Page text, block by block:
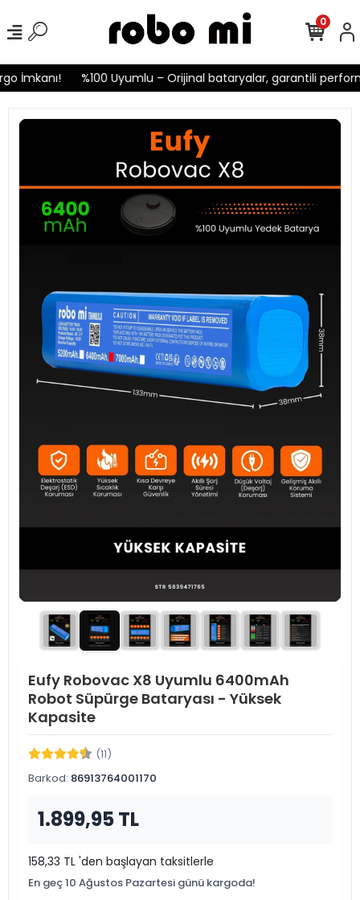
İmkanı! %100 Uyumlu – Orijinal bataryalar, garantili
0
Eufy Robovac X8 Uyumlu 6400mAh
Robot Süpürge Bataryası - Yüksek
Kapasite
(11)
Barkod: 86913764001170
1.899,95 TL
158,33 TL 'den başlayan taksitlerle
En geç 10 Ağustos Pazartesi günü kargoda!